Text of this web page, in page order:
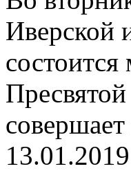
Иверской
13.01.2019